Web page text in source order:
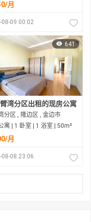
月
08-09 00:02
641
湾分区出租的现房公寓
分区 , 隆边区 , 金边市
寓 | 1 卧室 | 1 浴室 | 50m²
月
08-08 23:06